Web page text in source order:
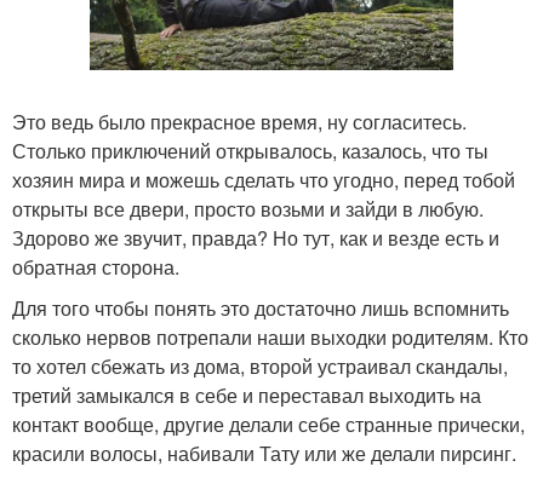
Это ведь было прекрасное время, ну согласитесь.
Столько приключений открывалось, казалось, что ты
хозяин мира и можешь сделать что угодно, перед тобой
открыты все двери, просто возьми и зайди в любую.
Здорово же звучит, правда? Но тут, как и везде есть и
обратная сторона.
Для того чтобы понять это достаточно лишь вспомнить
сколько нервов потрепали наши выходки родителям. Кто
то хотел сбежать из дома, второй устраивал скандалы,
третий замыкался в себе и переставал выходить на
контакт вообще, другие делали себе странные прически,
красили волосы, набивали Тату или же делали пирсинг.